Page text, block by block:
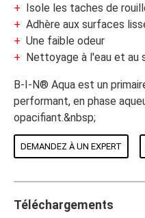
Isole les taches de rouille, les graffitis,
Adhère aux surfaces lisses comme
Une faible odeur
Nettoyage à l'eau et au
B-I-N® Aqua est un
performant, en phase
opacifiant.&nbsp;
DEMANDEZ À UN EXPERT
Téléchargements